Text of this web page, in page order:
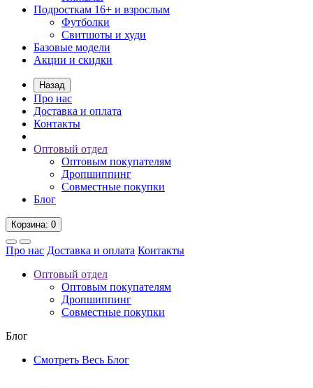
Подросткам 16+ и взрослым
Футболки
Свитшоты и худи
Базовые модели
Акции и скидки
Назад
Про нас
Доставка и оплата
Контакты
Оптовый отдел
Оптовым покупателям
Дропшиппинг
Совместные покупки
Блог
Корзина: 0
Про нас Доставка и оплата Контакты
Оптовый отдел
Оптовым покупателям
Дропшиппинг
Совместные покупки
Блог
Смотреть Весь Блог